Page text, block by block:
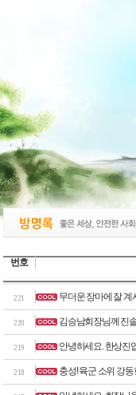
번호
221 무더운 장마에 잘 계
220 김승남회장님께 진
219 안녕하세요. 한상진
218 충성! 육군 소위 강